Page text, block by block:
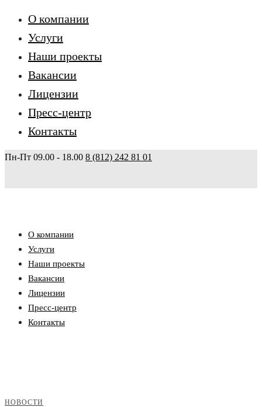
О компании
Услуги
Наши проекты
Вакансии
Лицензии
Пресс-центр
Контакты
Пн-Пт 09.00 - 18.00 8 (812) 242 81 01
О компании
Услуги
Наши проекты
Вакансии
Лицензии
Пресс-центр
Контакты
НОВОСТИ